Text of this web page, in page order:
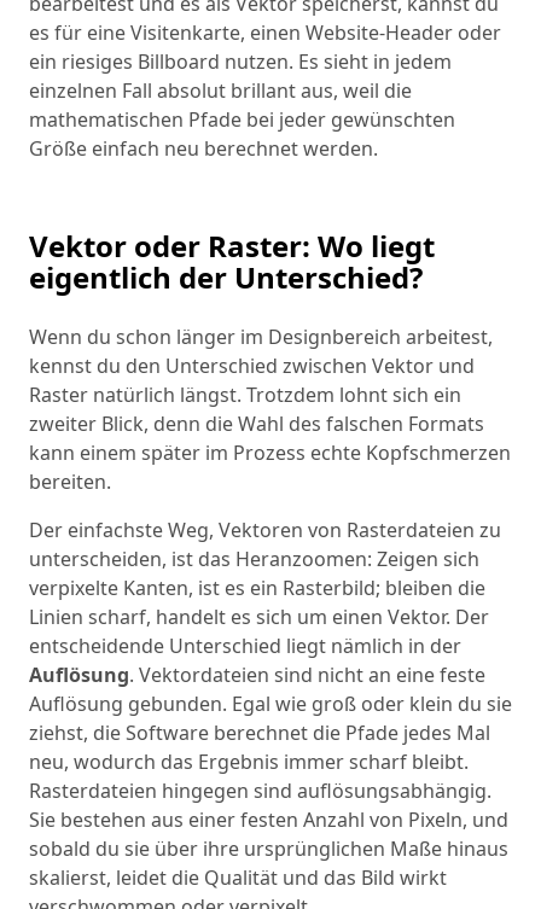
es für eine Visitenkarte, einen Website-Header oder
ein riesiges Billboard nutzen. Es sieht in jedem
einzelnen Fall absolut brillant aus, weil die
mathematischen Pfade bei jeder gewünschten
Größe einfach neu berechnet werden.
Vektor oder Raster: Wo liegt
eigentlich der Unterschied?
Wenn du schon länger im Designbereich arbeitest,
kennst du den Unterschied zwischen Vektor und
Raster natürlich längst. Trotzdem lohnt sich ein
zweiter Blick, denn die Wahl des falschen Formats
kann einem später im Prozess echte Kopfschmerzen
bereiten.
Der einfachste Weg, Vektoren von Rasterdateien zu
unterscheiden, ist das Heranzoomen: Zeigen sich
verpixelte Kanten, ist es ein Rasterbild; bleiben die
Linien scharf, handelt es sich um einen Vektor. Der
entscheidende Unterschied liegt nämlich in der
Auflösung. Vektordateien sind nicht an eine feste
Auflösung gebunden. Egal wie groß oder klein du sie
ziehst, die Software berechnet die Pfade jedes Mal
neu, wodurch das Ergebnis immer scharf bleibt.
Rasterdateien hingegen sind auflösungsabhängig.
Sie bestehen aus einer festen Anzahl von Pixeln, und
sobald du sie über ihre ursprünglichen Maße hinaus
skalierst, leidet die Qualität und das Bild wirkt